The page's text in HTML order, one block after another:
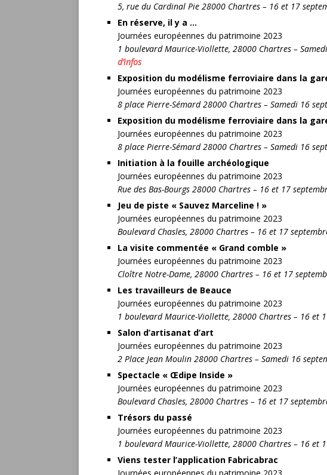
5, rue du Cardinal Pie 28000 Chartres – 16 et 17
En réserve, il y a …
Journées européennes du patrimoine 2023
1 boulevard Maurice-Viollette, 28000 Chartres –
d’infos
Exposition du modélisme ferroviaire dans la
Journées européennes du patrimoine 2023
8 place Pierre-Sémard 28000 Chartres – Samedi 16
Exposition du modélisme ferroviaire dans la
Journées européennes du patrimoine 2023
8 place Pierre-Sémard 28000 Chartres – Samedi 16
Initiation à la fouille archéologique
Journées européennes du patrimoine 2023
Rue des Bas-Bourgs 28000 Chartres – 16 et 17
Jeu de piste « Sauvez Marceline ! »
Journées européennes du patrimoine 2023
Boulevard Chasles, 28000 Chartres – 16 et 17
La visite commentée « Grand comble »
Journées européennes du patrimoine 2023
Cloître Notre-Dame, 28000 Chartres – 16 et 17
Les travailleurs de Beauce
Journées européennes du patrimoine 2023
1 boulevard Maurice-Viollette, 28000 Chartres – 16 et
Salon d’artisanat d’art
Journées européennes du patrimoine 2023
2 Place Jean Moulin 28000 Chartres – Samedi 16
Spectacle « Œdipe Inside »
Journées européennes du patrimoine 2023
Boulevard Chasles, 28000 Chartres – 16 et 17
Trésors du passé
Journées européennes du patrimoine 2023
1 boulevard Maurice-Viollette, 28000 Chartres – 16 et
Viens tester l’application Fabricabrac